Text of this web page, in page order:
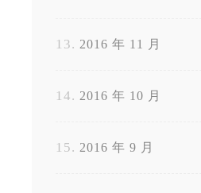
2016 年 11 月
2016 年 10 月
2016 年 9 月